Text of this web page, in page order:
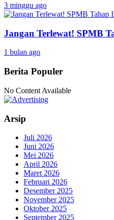
3 minggu ago
Jangan Terlewat! SPMB
1 bulan ago
Berita Populer
No Content Available
Arsip
Juli 2026
Juni 2026
Mei 2026
April 2026
Maret 2026
Februari 2026
Desember 2025
November 2025
Oktober 2025
September 2025